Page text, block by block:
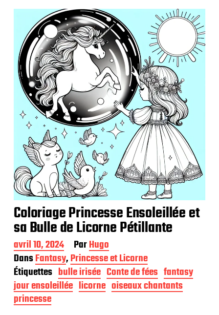
u
a
Coloriage Princesse Ensoleillée et
sa Bulle de Licorne Pétillante
D
a
t
e
d
e
p
avril 10, 2024 ParHugo
DansFantasy,Princesse et Licorne
Étiquettes bulle irisée Conte de fées fantasy
jour ensoleillée licorne oiseaux chantants
princesse